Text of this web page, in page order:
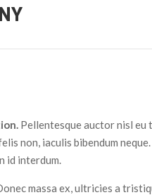
Pellentesque auctor nisl eu
non, iaculis bibendum
id interdum.
massa ex, ultricies a